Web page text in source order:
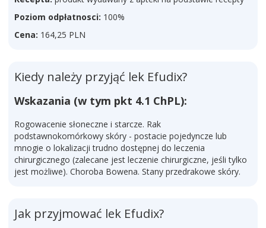
Poziom odpłatnosci: 100%
Cena: 164,25 PLN
Kiedy należy przyjąć lek Efudix?
Wskazania (w tym pkt 4.1 ChPL):
Rogowacenie słoneczne i starcze. Rak
podstawnokomórkowy skóry - postacie pojedyncze lub
mnogie o lokalizacji trudno dostępnej do leczenia
chirurgicznego (zalecane jest leczenie chirurgiczne, jeśli tylko
jest możliwe). Choroba Bowena. Stany przedrakowe skóry.
Jak przyjmować lek Efudix?